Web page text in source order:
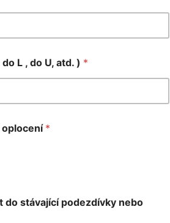
L , do U, atd. ) *
oplocení *
do stávající podezdívky nebo